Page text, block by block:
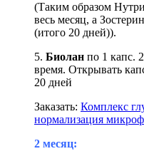
(Таким образом
весь месяц, а
(итого 20 дней)).
5. Биолан по 1 капс.
время. Открывать
20 дней
Заказать: Комплекс
нормализация
2 месяц: